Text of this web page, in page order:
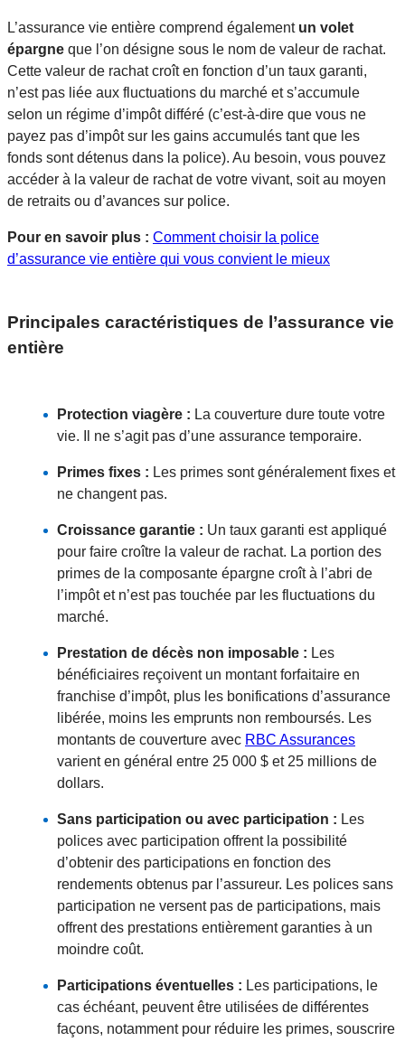
L’assurance vie entière comprend également un volet
épargne que l’on désigne sous le nom de valeur de rachat.
Cette valeur de rachat croît en fonction d’un taux garanti,
n’est pas liée aux fluctuations du marché et s’accumule
selon un régime d’impôt différé (c’est-à-dire que vous ne
payez pas d’impôt sur les gains accumulés tant que les
fonds sont détenus dans la police). Au besoin, vous pouvez
accéder à la valeur de rachat de votre vivant, soit au moyen
de retraits ou d’avances sur police.
Pour en savoir plus : Comment choisir la police
d’assurance vie entière qui vous convient le mieux
Principales caractéristiques de l’assurance vie
entière
Protection viagère : La couverture dure toute votre
vie. Il ne s’agit pas d’une assurance temporaire.
Primes fixes : Les primes sont généralement fixes et
ne changent pas.
Croissance garantie : Un taux garanti est appliqué
pour faire croître la valeur de rachat. La portion des
primes de la composante épargne croît à l’abri de
l’impôt et n’est pas touchée par les fluctuations du
marché.
Prestation de décès non imposable : Les
bénéficiaires reçoivent un montant forfaitaire en
franchise d’impôt, plus les bonifications d’assurance
libérée, moins les emprunts non remboursés. Les
montants de couverture avec RBC Assurances
varient en général entre 25 000 $ et 25 millions de
dollars.
Sans participation ou avec participation : Les
polices avec participation offrent la possibilité
d’obtenir des participations en fonction des
rendements obtenus par l’assureur. Les polices sans
participation ne versent pas de participations, mais
offrent des prestations entièrement garanties à un
moindre coût.
Participations éventuelles : Les participations, le
cas échéant, peuvent être utilisées de différentes
façons, notamment pour réduire les primes, souscrire